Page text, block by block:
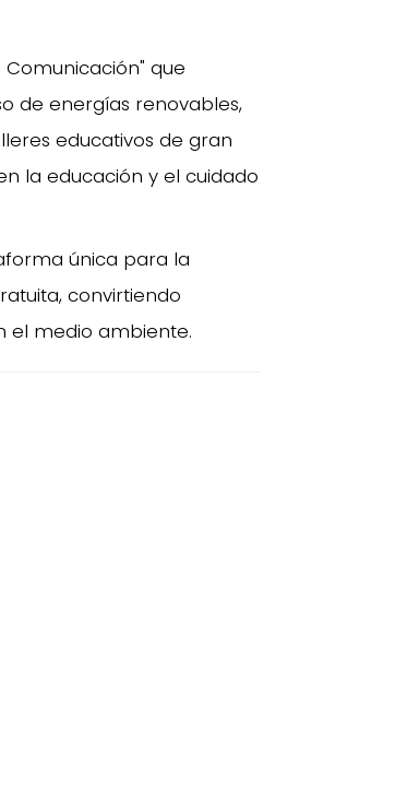
que
de energías renovables,
educativos de gran
la educación y el cuidado
única para la
convirtiendo
el medio ambiente.